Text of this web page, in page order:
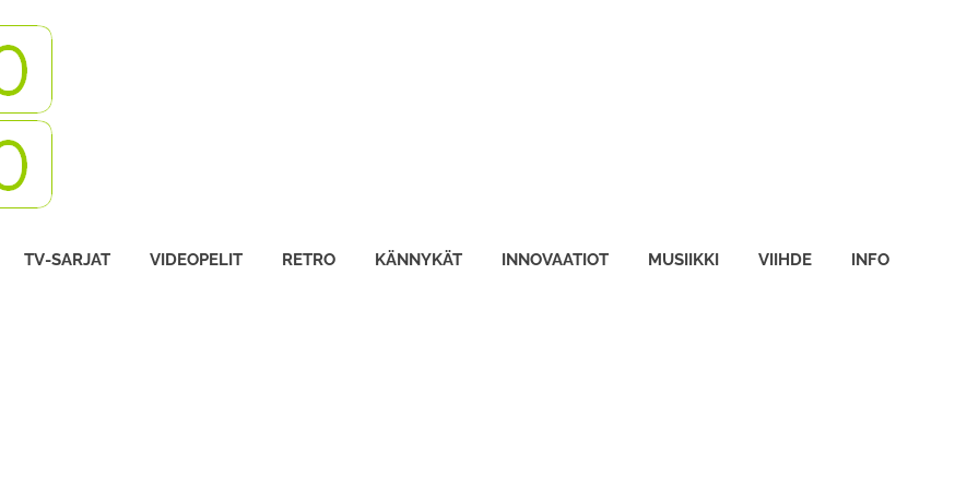
TV-SARJAT VIDEOPELIT RETRO KÄNNYKÄT INNOVAATIOT MUSIIKKI VIIHDE INFO